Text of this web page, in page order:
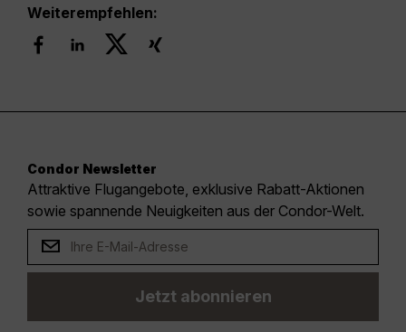
Weiterempfehlen:
Condor Newsletter
Attraktive Flugangebote, exklusive Rabatt-Aktionen
sowie spannende Neuigkeiten aus der Condor-Welt.
Jetzt abonnieren